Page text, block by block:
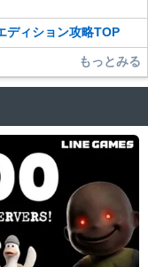
ディション攻略TOP
もっとみる